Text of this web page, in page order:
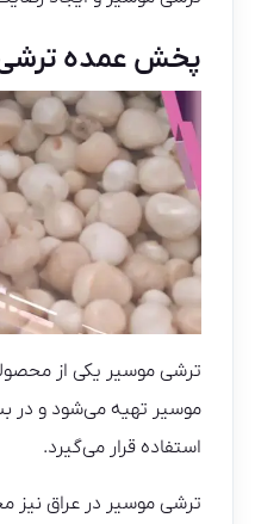
پخش عمده
ترشی موسیر یکی از
موسیر تهیه می‌شود و در
استفاده قرار می‌گیرد.
ترشی موسیر در عراق نیز